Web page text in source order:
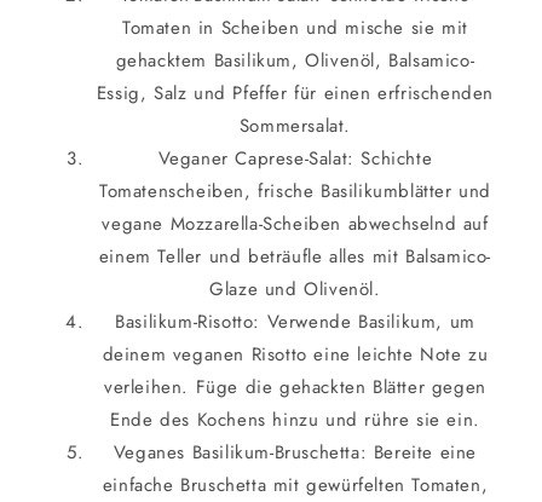
Tomaten in Scheiben und mische sie mit
gehacktem Basilikum, Olivenöl, Balsamico-
Essig, Salz und Pfeffer für einen erfrischenden
Sommersalat.
Veganer Caprese-Salat: Schichte
Tomatenscheiben, frische Basilikumblätter und
vegane Mozzarella-Scheiben abwechselnd auf
einem Teller und beträufle alles mit Balsamico-
Glaze und Olivenöl.
Basilikum-Risotto: Verwende Basilikum, um
deinem veganen Risotto eine leichte Note zu
verleihen. Füge die gehackten Blätter gegen
Ende des Kochens hinzu und rühre sie ein.
Veganes Basilikum-Bruschetta: Bereite eine
einfache Bruschetta mit gewürfelten Tomaten,